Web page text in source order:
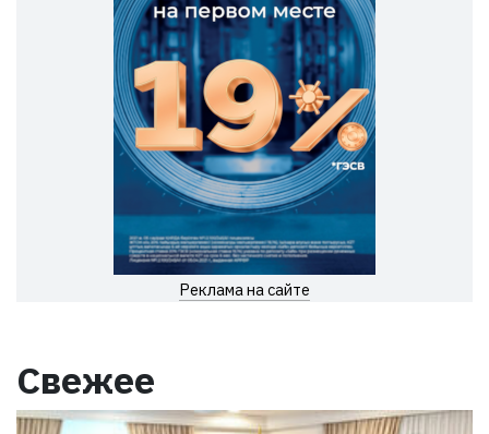
Реклама на сайте
Свежее